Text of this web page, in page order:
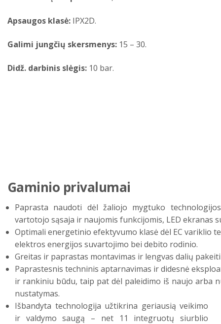
Apsaugos klasė: IPX2D.
Galimi jungčių skersmenys: 15 – 30.
Didž. darbinis slėgis: 10 bar.
Gaminio privalumai
Paprasta naudoti dėl žaliojo mygtuko
vartotojo sąsaja ir naujomis funkcijomis, LED ekranas
Optimali energetinio efektyvumo klasė dėl EC variklio
elektros energijos suvartojimo bei debito rodinio.
Greitas ir paprastas montavimas ir lengvas dalių
Paprastesnis techninis aptarnavimas ir didesnė
ir rankiniu būdu, taip pat dėl paleidimo iš naujo arba
nustatymas.
Išbandyta technologija užtikrina geriausią veikimo
ir valdymo saugą – net 11 integruotų siurblio